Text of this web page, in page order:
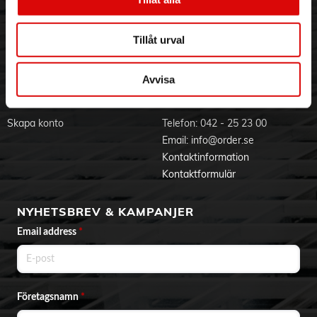
Tillåt urval
Avvisa
- Aussie sätt att använda: letar du efter den håroljan?
Använd den på fuktigt eller torrt hår, varje dag eller när ditt
- För extra reparation: för att återuppliva torrt och skadat hår
som behöver seriös omtanke, använd hela mighty mega-
kollektionen
Visselblåsning
Varumärken
Godsefterlysning & Felleverans
Om cookies
BLI KUND
Skapa konto
KONTAKTA OSS
Telefon: 042 - 25 23 00
Email: info@order.se
Kontaktinformation
Kontaktformulär
NYHETSBREV & KAMPANJER
Email address *
Företagsnamn*